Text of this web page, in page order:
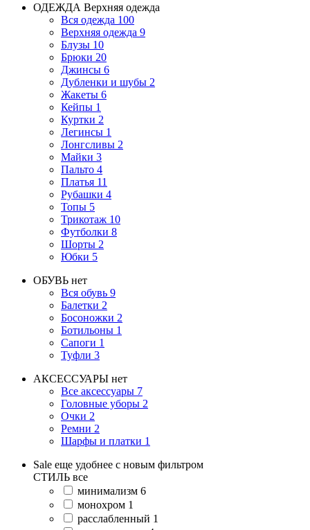
ОДЕЖДА Верхняя одежда
Вся одежда 100
Верхняя одежда 9
Блузы 10
Брюки 20
Джинсы 6
Дубленки и шубы 2
Жакеты 6
Кейпы 1
Куртки 2
Легинсы 1
Лонгсливы 2
Майки 3
Пальто 4
Платья 11
Рубашки 4
Топы 5
Трикотаж 10
Футболки 8
Шорты 2
Юбки 5
ОБУВЬ нет
Вся обувь 9
Балетки 2
Босоножки 2
Ботильоны 1
Сапоги 1
Туфли 3
АКСЕССУАРЫ нет
Все аксессуары 7
Головные уборы 2
Очки 2
Ремни 2
Шарфы и платки 1
Sale еще удобнее с новым фильтром
СТИЛЬ все
минимализм 6
монохром 1
расслабленный 1